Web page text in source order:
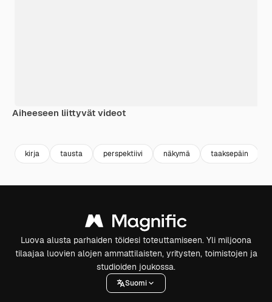
Aiheeseen liittyvät videot
kirja tausta perspektiivi näkymä taaksepäin
Luova alusta parhaiden töidesi toteuttamiseen. Yli miljoona
tilaajaa luovien alojen ammattilaisten, yritysten, toimistojen ja
studioiden joukossa.
Suomi